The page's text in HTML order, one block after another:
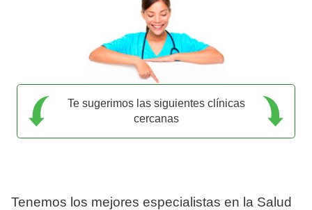
Te sugerimos las siguientes clínicas
cercanas
Tenemos los mejores especialistas en la Salud